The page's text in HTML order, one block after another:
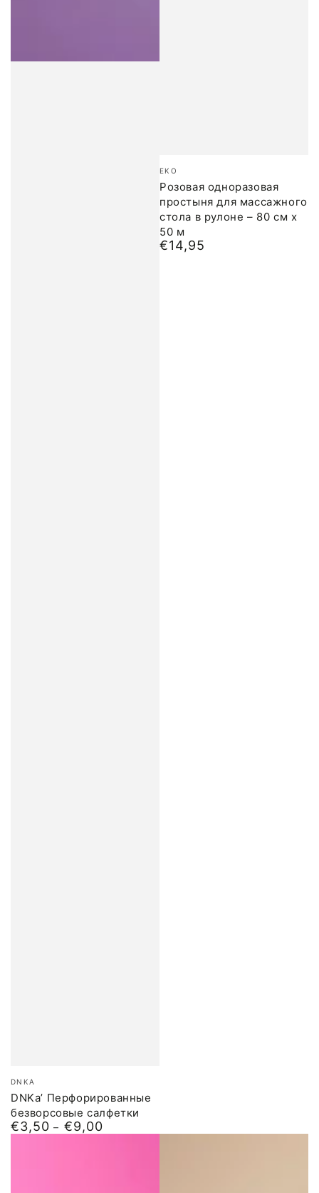
Бренд:
DNKA
DNKa’ Перфорированные
безворсовые салфетки
Обычная
€3,50 €9,00
Бренд:
EKO
Розовая одноразовая
простыня для массажного
стола в рулоне – 80 см x
50 м
Обычная
€14,95